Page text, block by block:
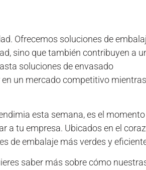
Ofrecemos soluciones de
sino que también contribuyen a
soluciones de envasado
un mercado competitivo mientras
esta semana, es el momento
a tu empresa. Ubicados en el
de embalaje más verdes y
saber más sobre cómo